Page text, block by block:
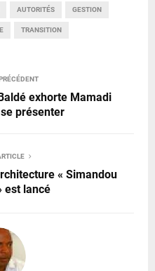
AUTORITÉS GESTION
TRANSITION
exhorte Mamadi
présenter
« Simandou
est lancé